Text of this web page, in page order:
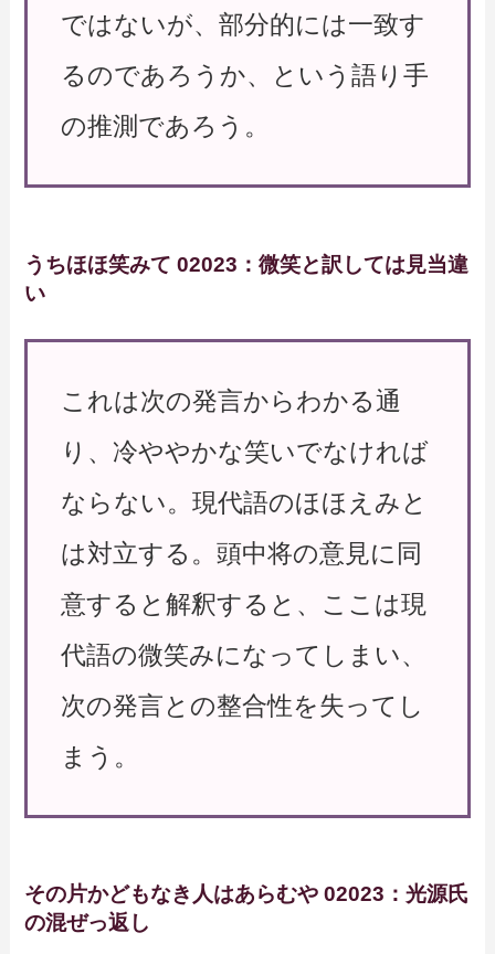
ではないが、部分的には一致す
るのであろうか、という語り手
の推測であろう。
うちほほ笑みて 02023：微笑と訳しては見当違
い
これは次の発言からわかる通
り、冷ややかな笑いでなければ
ならない。現代語のほほえみと
は対立する。頭中将の意見に同
意すると解釈すると、ここは現
代語の微笑みになってしまい、
次の発言との整合性を失ってし
まう。
その片かどもなき人はあらむや 02023：光源氏
の混ぜっ返し